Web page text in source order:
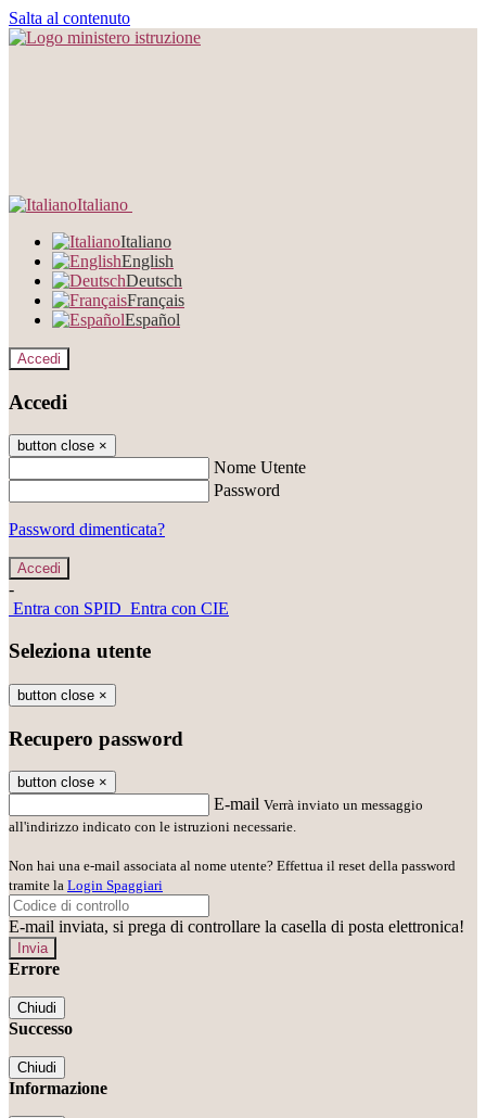
Salta al contenuto
Italiano
Italiano
English
Deutsch
Français
Español
Accedi
Accedi
button close ×
Nome Utente
Password
Password dimenticata?
-
Entra con SPID Entra con CIE
Seleziona utente
button close ×
Recupero password
button close ×
E-mail Verrà inviato un messaggio
all'indirizzo indicato con le istruzioni necessarie.
Non hai una e-mail associata al nome utente? Effettua il reset della password
tramite la Login Spaggiari
E-mail inviata, si prega di controllare la casella di posta elettronica!
Errore
Chiudi
Successo
Chiudi
Informazione